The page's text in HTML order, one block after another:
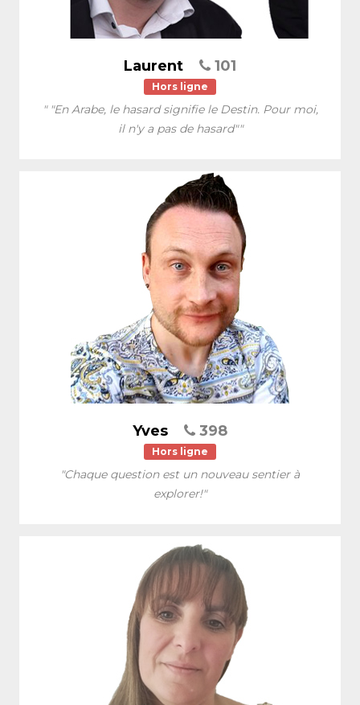
Laurent 101
Hors ligne
" "En Arabe, le hasard signifie le Destin. Pour moi,
il n'y a pas de hasard""
Yves 398
Hors ligne
"Chaque question est un nouveau sentier à
explorer!"